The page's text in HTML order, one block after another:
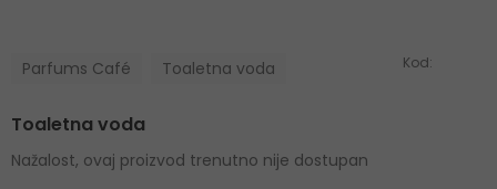
Parfums Café Toaletna voda Kod:
Toaletna voda
Nažalost, ovaj proizvod trenutno nije dostupan